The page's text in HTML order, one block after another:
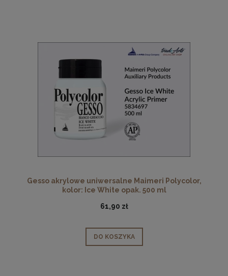
Gesso akrylowe uniwersalne Maimeri Polycolor,
kolor: Ice White opak. 500 ml
61,90 zł
DO KOSZYKA